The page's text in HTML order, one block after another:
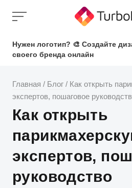
Нужен логотип? 🎨 Создайте
своего бренда онлайн
Главная / Блог / Как открыть
экспертов, пошаговое
Как открыть
экспертов,
руководство